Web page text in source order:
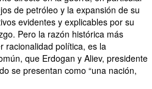
de petróleo y la expansión de su
evidentes y explicables por su
Pero la razón histórica más
racionalidad política, es la
que Erdogan y Aliev, presidente
se presentan como “una nación,